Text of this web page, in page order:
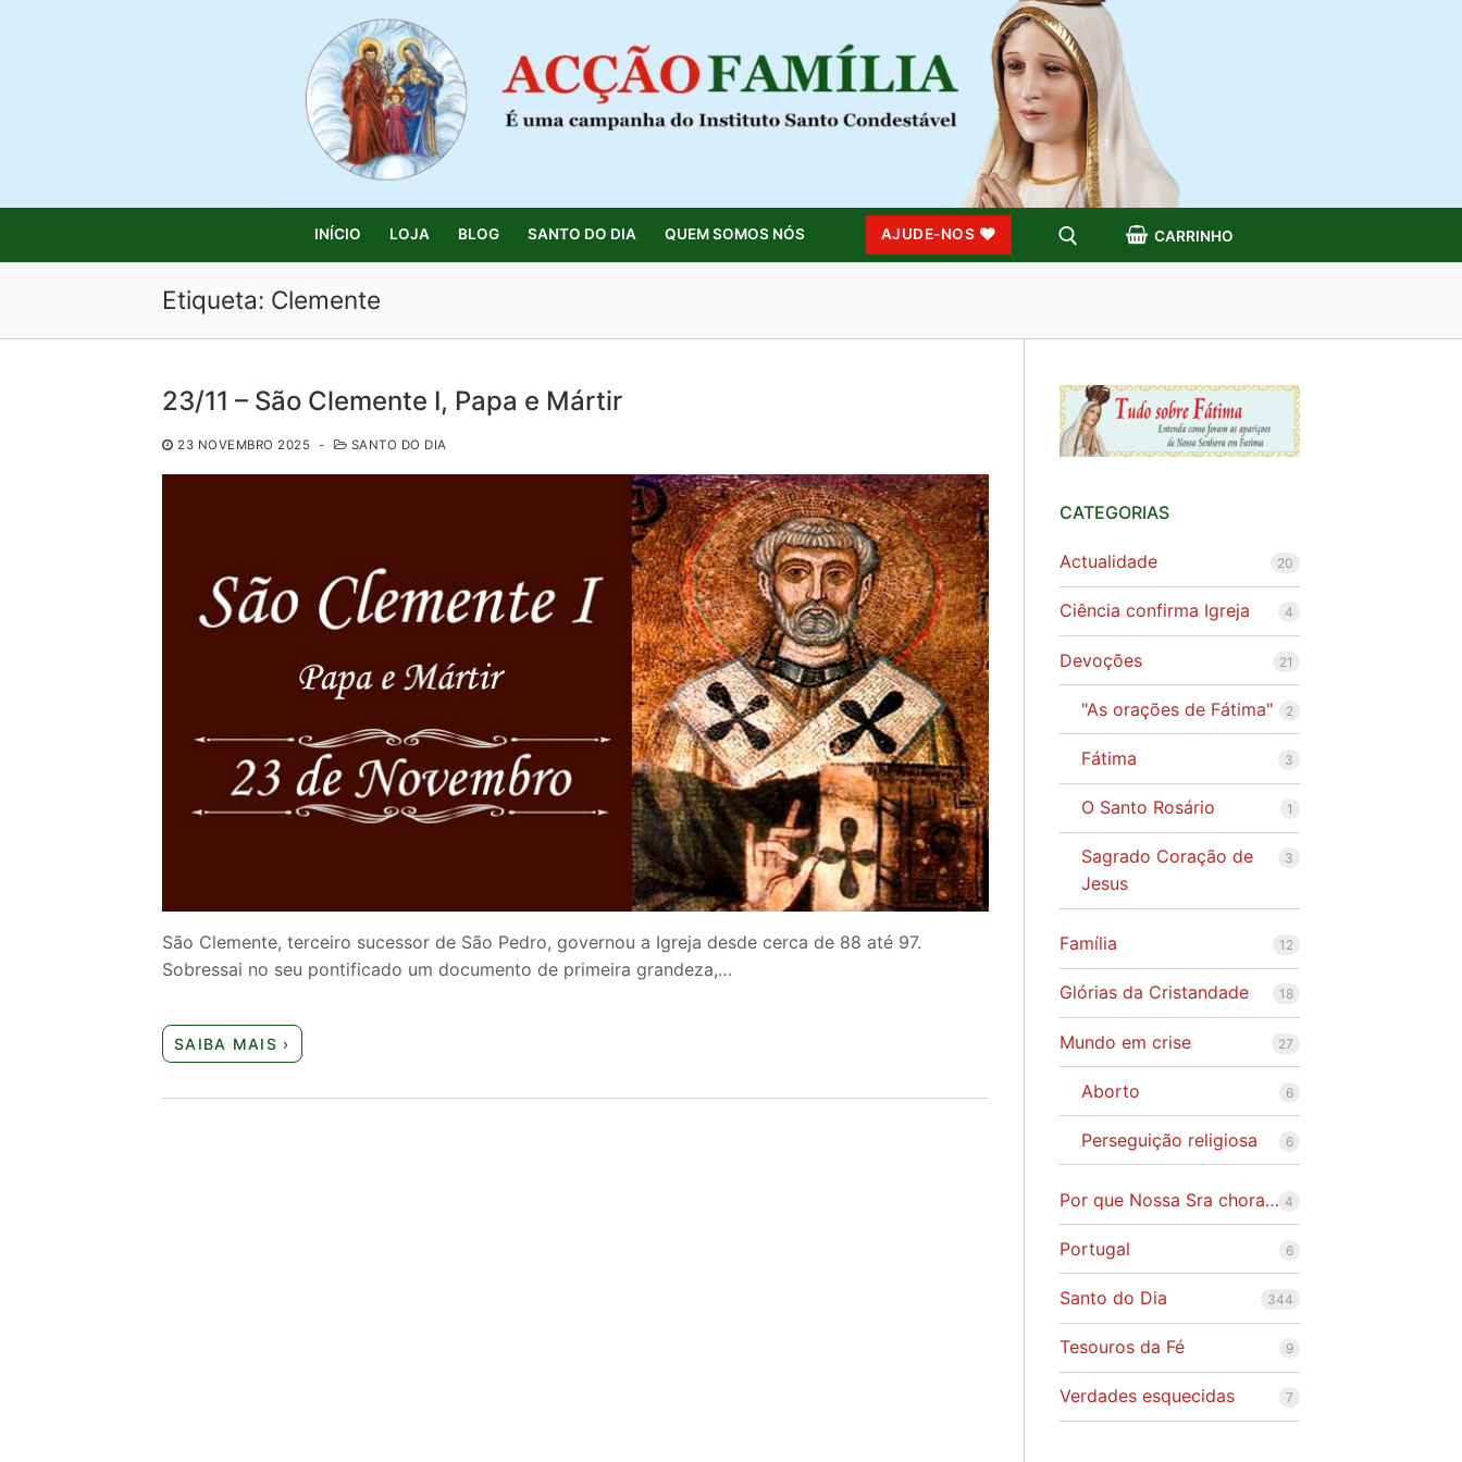
INÍCIO LOJA BLOG SANTO DO DIA QUEM SOMOS NÓS AJUDE-NOS CARRINHO
por:
Início
Santo do Dia
Etiqueta: Clemente
23/11 – São Clemente I, Papa e Mártir
23 NOVEMBRO 2025 - SANTO DO DIA
São Clemente, terceiro sucessor de São Pedro, governou a Igreja desde cerca de 88 até 97.
Sobressai no seu pontificado um documento de primeira grandeza,…
SAIBA MAIS ›
CATEGORIAS
Actualidade 20
Ciência confirma Igreja 4
Devoções 21
"As orações de Fátima" 2
Fátima 3
O Santo Rosário 1
Sagrado Coração de
Jesus
3
Família 12
Glórias da Cristandade 18
Mundo em crise 27
Aborto 6
Perseguição religiosa 6
Por que Nossa Sra chora… 4
Portugal 6
Santo do Dia 344
Tesouros da Fé 9
Verdades esquecidas 7